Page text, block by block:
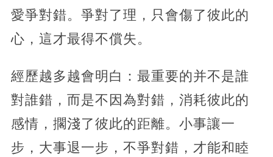
愛爭對錯。爭對了理，只會傷了彼此的
心，這才最得不償失。
經歷越多越會明白：最重要的并不是誰
對誰錯，而是不因為對錯，消耗彼此的
感情，擱淺了彼此的距離。小事讓一
步，大事退一步，不爭對錯，才能和睦